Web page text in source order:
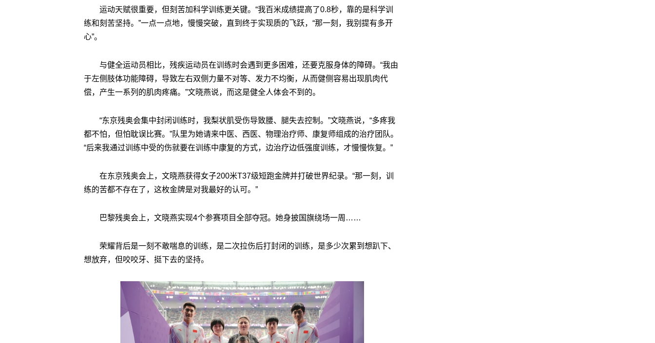
运动天赋很重要，但刻苦加科学训练更关键。“我百米成绩提高了0.8秒，靠的是科学训
练和刻苦坚持。”一点一点地，慢慢突破，直到终于实现质的飞跃，“那一刻，我别提有多开
心”。
与健全运动员相比，残疾运动员在训练时会遇到更多困难，还要克服身体的障碍。“我由
于左侧肢体功能障碍，导致左右双侧力量不对等、发力不均衡，从而健侧容易出现肌肉代
偿，产生一系列的肌肉疼痛。”文晓燕说，而这是健全人体会不到的。
“东京残奥会集中封闭训练时，我梨状肌受伤导致腰、腿失去控制。”文晓燕说，“多疼我
都不怕，但怕耽误比赛。”队里为她请来中医、西医、物理治疗师、康复师组成的治疗团队。
“后来我通过训练中受的伤就要在训练中康复的方式，边治疗边低强度训练，才慢慢恢复。”
在东京残奥会上，文晓燕获得女子200米T37级短跑金牌并打破世界纪录。“那一刻，训
练的苦都不存在了，这枚金牌是对我最好的认可。”
巴黎残奥会上，文晓燕实现4个参赛项目全部夺冠。她身披国旗绕场一周……
荣耀背后是一刻不敢喘息的训练，是二次拉伤后打封闭的训练，是多少次累到想趴下、
想放弃，但咬咬牙、挺下去的坚持。